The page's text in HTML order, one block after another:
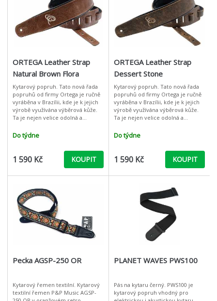
ORTEGA Leather Strap
Natural Brown Flora
Kytarový popruh. Tato nová řada
popruhů od firmy Ortega je ručně
vyráběna v Brazílii, kde je k jejich
výrobě využívána výběrová kůže.
Ta je nejen velice odolná a
popruhům také nezaměnitelný
design
Do týdne
1 590 Kč KOUPIT
ORTEGA Leather Strap
Dessert Stone
Kytarový popruh. Tato nová řada
popruhů od firmy Ortega je ručně
vyráběna v Brazílii, kde je k jejich
výrobě využívána výběrová kůže.
Ta je nejen velice odolná a
popruhům také nezaměnitelný
design
Do týdne
1 590 Kč KOUPIT
Pecka AGSP-250 OR
Kytarový řemen textilní. Kytarový
textilní řemen P&P Music AGSP-
PLANET WAVES PWS100
Pás na kytaru černý. PWS100 je
kytarový popruh vhodný pro